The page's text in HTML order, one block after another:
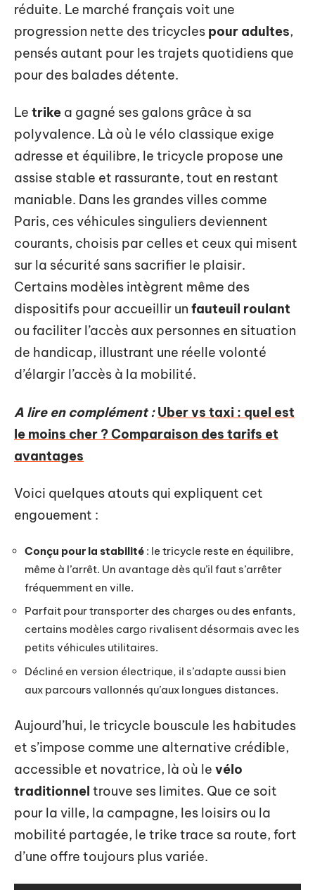
réduite. Le marché français voit une
progression nette des tricycles pour adultes,
pensés autant pour les trajets quotidiens que
pour des balades détente.
Le trike a gagné ses galons grâce à sa
polyvalence. Là où le vélo classique exige
adresse et équilibre, le tricycle propose une
assise stable et rassurante, tout en restant
maniable. Dans les grandes villes comme
Paris, ces véhicules singuliers deviennent
courants, choisis par celles et ceux qui misent
sur la sécurité sans sacrifier le plaisir.
Certains modèles intègrent même des
dispositifs pour accueillir un fauteuil roulant
ou faciliter l’accès aux personnes en situation
de handicap, illustrant une réelle volonté
d’élargir l’accès à la mobilité.
A lire en complément : Uber vs taxi : quel est
le moins cher ? Comparaison des tarifs et
avantages
Voici quelques atouts qui expliquent cet
engouement :
Conçu pour la stabilité : le tricycle reste en équilibre,
même à l’arrêt. Un avantage dès qu’il faut s’arrêter
fréquemment en ville.
Parfait pour transporter des charges ou des enfants,
certains modèles cargo rivalisent désormais avec les
petits véhicules utilitaires.
Décliné en version électrique, il s’adapte aussi bien
aux parcours vallonnés qu’aux longues distances.
Aujourd’hui, le tricycle bouscule les habitudes
et s’impose comme une alternative crédible,
accessible et novatrice, là où le vélo
traditionnel trouve ses limites. Que ce soit
pour la ville, la campagne, les loisirs ou la
mobilité partagée, le trike trace sa route, fort
d’une offre toujours plus variée.